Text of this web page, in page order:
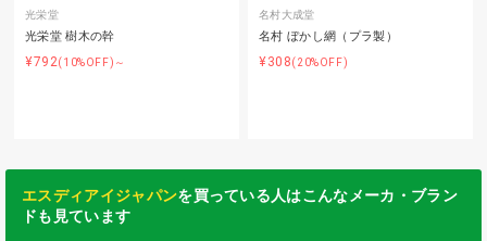
光栄堂
光栄堂 樹木の幹
¥792(10%OFF)～
名村大成堂
名村 ぼかし網（プラ製）
¥308(20%OFF)
エスディアイジャパンを買っている人はこんなメーカ・ブラン
ドも見ています